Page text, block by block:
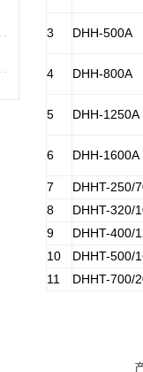
3 DHH-500A
4 DHH-800A
5 DHH-1250A
6 DHH-1600A
7
DHHT-250/
8
DHHT-320/
9
DHHT-400/
10
DHHT-500/
11
DHHT-700/